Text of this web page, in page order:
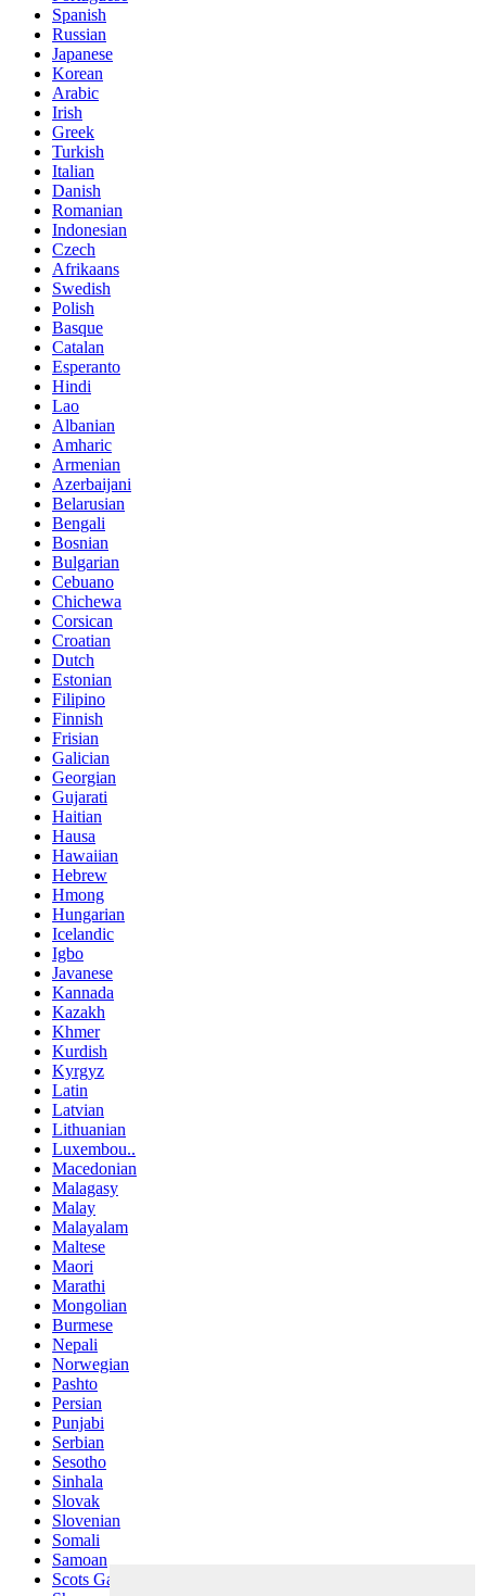
Spanish
Russian
Japanese
Korean
Arabic
Irish
Greek
Turkish
Italian
Danish
Romanian
Indonesian
Czech
Afrikaans
Swedish
Polish
Basque
Catalan
Esperanto
Hindi
Lao
Albanian
Amharic
Armenian
Azerbaijani
Belarusian
Bengali
Bosnian
Bulgarian
Cebuano
Chichewa
Corsican
Croatian
Dutch
Estonian
Filipino
Finnish
Frisian
Galician
Georgian
Gujarati
Haitian
Hausa
Hawaiian
Hebrew
Hmong
Hungarian
Icelandic
Igbo
Javanese
Kannada
Kazakh
Khmer
Kurdish
Kyrgyz
Latin
Latvian
Lithuanian
Luxembou..
Macedonian
Malagasy
Malay
Malayalam
Maltese
Maori
Marathi
Mongolian
Burmese
Nepali
Norwegian
Pashto
Persian
Punjabi
Serbian
Sesotho
Sinhala
Slovak
Slovenian
Somali
Samoan
Scots Gaelic